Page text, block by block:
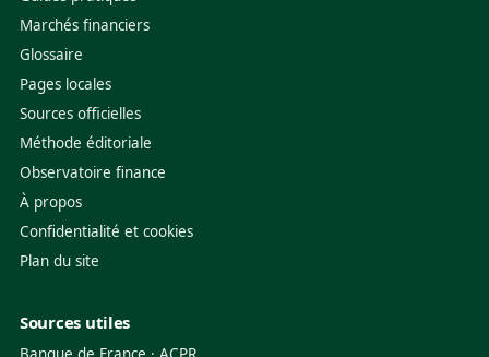
Marchés financiers
Glossaire
Pages locales
Sources officielles
Méthode éditoriale
Observatoire finance
À propos
Confidentialité et cookies
Plan du site
Sources utiles